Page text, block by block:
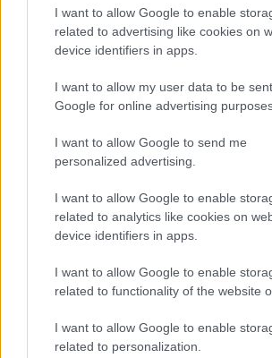
I want to allow Google to enable
related to advertising like cookies on
device identifiers in apps.
I want to allow my user data to be
Google for online advertising
I want to allow Google to send me
personalized advertising.
I want to allow Google to enable
related to analytics like cookies on
device identifiers in apps.
I want to allow Google to enable
related to functionality of the website
I want to allow Google to enable
related to personalization.
Óriási meglepetés várta a